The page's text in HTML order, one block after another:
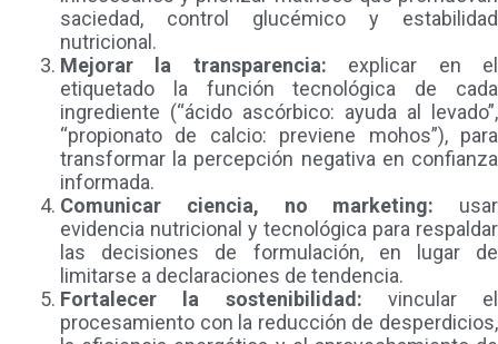
saciedad, control glucémico y estabilidad
nutricional.
Mejorar la transparencia: explicar en el
etiquetado la función tecnológica de cada
ingrediente (“ácido ascórbico: ayuda al levado”,
“propionato de calcio: previene mohos”), para
transformar la percepción negativa en confianza
informada.
Comunicar ciencia, no marketing: usar
evidencia nutricional y tecnológica para respaldar
las decisiones de formulación, en lugar de
limitarse a declaraciones de tendencia.
Fortalecer la sostenibilidad: vincular el
procesamiento con la reducción de desperdicios,